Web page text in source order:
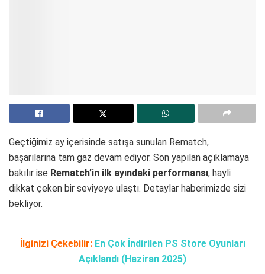
Geçtiğimiz ay içerisinde satışa sunulan Rematch,
başarılarına tam gaz devam ediyor. Son yapılan açıklamaya
bakılır ise Rematch’in ilk ayındaki performansı, hayli
dikkat çeken bir seviyeye ulaştı. Detaylar haberimizde sizi
bekliyor.
İlginizi Çekebilir: En Çok İndirilen PS Store Oyunları
Açıklandı (Haziran 2025)